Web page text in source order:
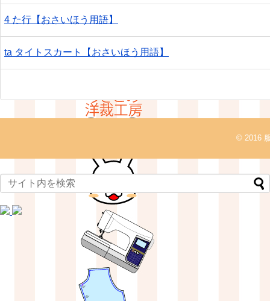
4 た行【おさいほう用語】
ta タイトスカート【おさいほう用語】
© 2016